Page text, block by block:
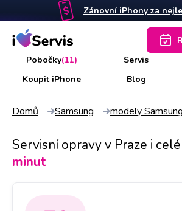
Zánovní iPhony za
Pobočky(11) Servis
Koupit iPhone
Blog
Domů Samsung modely
Servisní opravy v Praze i celé
minut